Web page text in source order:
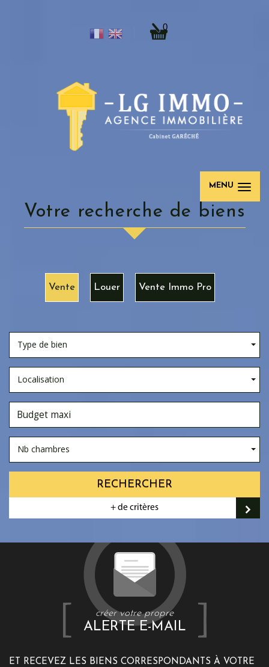
0
MENU
Votre recherche de biens
Vente Louer Vente Immo Pro
Type de bien
Localisation
Nb chambres
RECHERCHER
+ de critères
créer votre propre
ALERTE E-MAIL
ET RECEVEZ LES BIENS CORRESPONDANTS À VOTRE